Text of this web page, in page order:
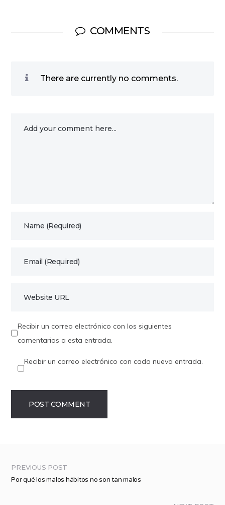
COMMENTS
There are currently no comments.
Recibir un correo electrónico con los siguientes
comentarios a esta entrada.
Recibir un correo electrónico con cada nueva entrada.
PREVIOUS POST
Por qué los malos hábitos no son tan malos